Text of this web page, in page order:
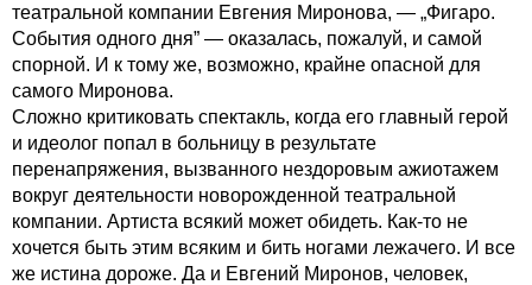
театральной компании Евгения Миронова, — „Фигаро.
События одного дня” — оказалась, пожалуй, и самой
спорной. И к тому же, возможно, крайне опасной для
самого Миронова.
Сложно критиковать спектакль, когда его главный герой
и идеолог попал в больницу в результате
перенапряжения, вызванного нездоровым ажиотажем
вокруг деятельности новорожденной театральной
компании. Артиста всякий может обидеть. Как-то не
хочется быть этим всяким и бить ногами лежачего. И все
же истина дороже. Да и Евгений Миронов, человек,